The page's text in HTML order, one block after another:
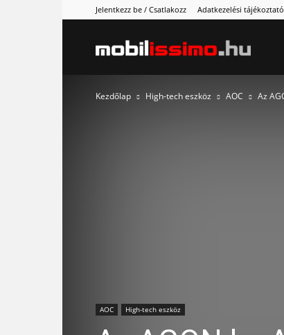
Jelentkezz be / Csatlakozz Adatkezelési tájékoztató
Kezdőlap High-tech eszköz AOC Az
AOC High-tech eszköz